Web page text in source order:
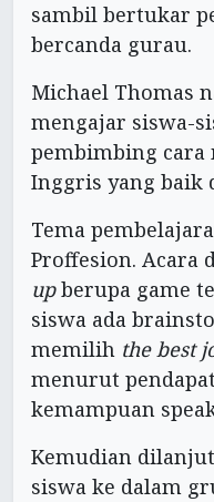
sambil bertukar
bercanda gurau.
Michael Thomas
mengajar siswa-
pembimbing cara
Inggris yang baik
Tema
Proffesion. Acara
upberupa game
siswa ada
memilih the best
menurut
kemampuan
Kemudian
siswa ke dalam